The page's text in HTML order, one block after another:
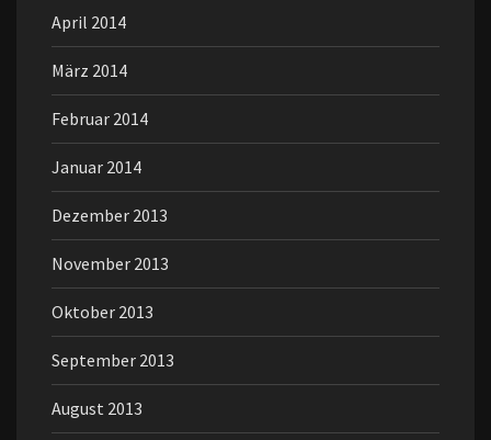
April 2014
März 2014
Februar 2014
Januar 2014
Dezember 2013
November 2013
Oktober 2013
September 2013
August 2013